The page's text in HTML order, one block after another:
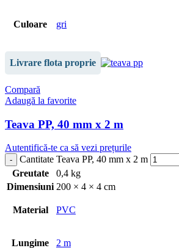
Culoare gri
Livrare flota proprie
Compară
Adaugă la favorite
Teava PP, 40 mm x 2 m
Autentifică-te ca să vezi prețurile
Cantitate Teava PP, 40 mm x 2 m
Greutate
0,4 kg
Dimensiuni 200 × 4 × 4 cm
Material PVC
Lungime 2 m